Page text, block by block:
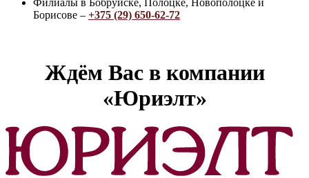
Филиалы в Бобруйске, Полоцке, Новополоцке и
Борисове – +375 (29) 650-62-72
Ждём Вас в компании
«Юриэлт»